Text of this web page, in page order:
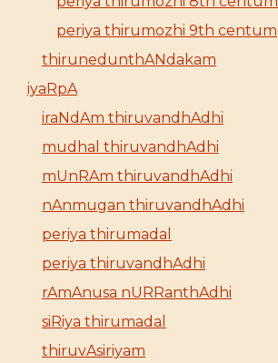
periya thirumozhi 9th centum
thirunedunthANdakam
iyaRpA
iraNdAm thiruvandhAdhi
mudhal thiruvandhAdhi
mUnRAm thiruvandhAdhi
nAnmugan thiruvandhAdhi
periya thirumadal
periya thiruvandhAdhi
rAmAnusa nURRanthAdhi
siRiya thirumadal
thiruvAsiriyam